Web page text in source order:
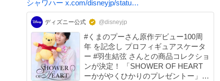
シャワハー x.com/disneyjp/statu…
ディズニー公式 @disneyjp
#くまのプーさん原作デビュー100周
年 を記念し プロフィギュアスケータ
ー #羽生結弦 さんとの商品コレクショ
ンが決定！ 「SHOWER OF HEART
ーかがやくひかりのプレゼントー」